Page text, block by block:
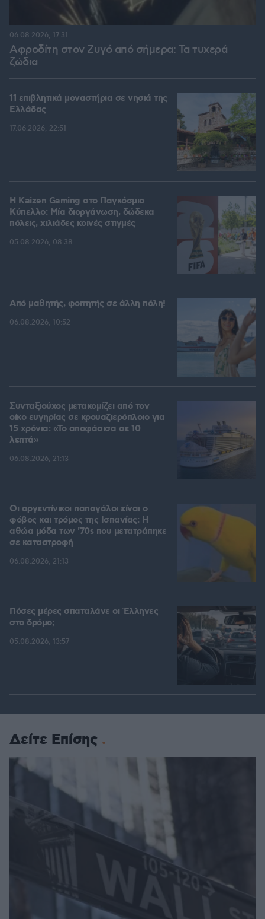
Αφροδίτη στον Ζυγό από σήμερα: Τα τυχερά
ζώδια
06.08.2026, 17:31
11 επιβλητικά μοναστήρια σε νησιά της
Ελλάδας
17.06.2026, 22:51
H Kaizen Gaming στο Παγκόσμιο
Kύπελλο: Μία διοργάνωση, δώδεκα
πόλεις, χιλιάδες κοινές στιγμές
05.08.2026, 08:38
Από μαθητής, φοιτητής σε άλλη πόλη!
06.08.2026, 10:52
Συνταξιούχος μετακομίζει από τον
οίκο ευγηρίας σε κρουαζιερόπλοιο για
15 χρόνια: «Το αποφάσισα σε 10
λεπτά»
06.08.2026, 21:13
Οι αργεντίνικοι παπαγάλοι είναι ο
φόβος και τρόμος της Ισπανίας: Η
αθώα μόδα των '70s που μετατράπηκε
σε καταστροφή
06.08.2026, 21:13
Πόσες μέρες σπαταλάνε οι Έλληνες
στο δρόμο;
05.08.2026, 13:57
Δείτε Επίσης